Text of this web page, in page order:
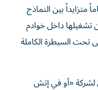
بين النماذج
تشغيلها داخل خوادم
تحت السيطرة الكاملة
لشركة «أو في إتش